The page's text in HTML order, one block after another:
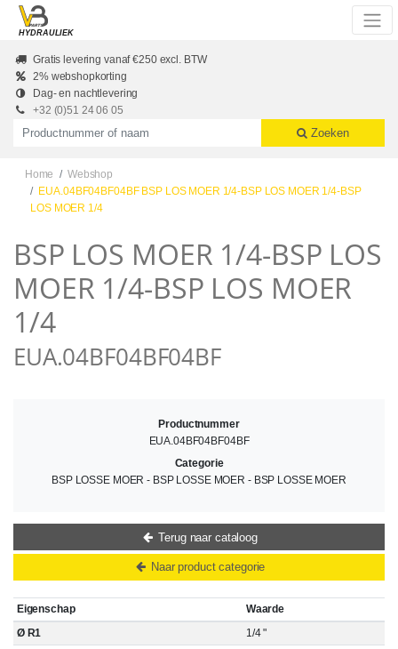
Skip to main content
HYDRAULIEK
Gratis levering vanaf €250 excl. BTW
2% webshopkorting
Dag- en nachtlevering
+32 (0)51 24 06 05
Productnummer of naam
Zoeken
Home
Webshop
EUA.04BF04BF04BF BSP LOS MOER 1/4-BSP LOS MOER 1/4-BSP
LOS MOER 1/4
BSP LOS MOER 1/4-BSP LOS
MOER 1/4-BSP LOS MOER
1/4
EUA.04BF04BF04BF
Eigenschap
Waarde
Ø R1
1/4 "
Productnummer
EUA.04BF04BF04BF
Categorie
BSP LOSSE MOER - BSP LOSSE MOER - BSP LOSSE MOER
Terug naar cataloog
Naar product categorie